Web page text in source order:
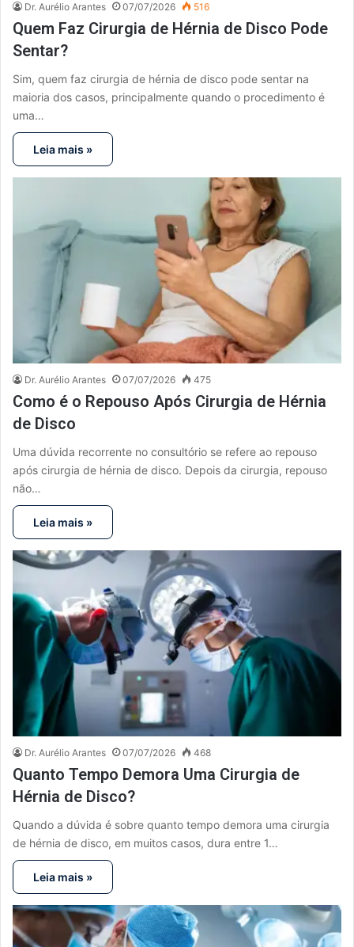
Dr. Aurélio Arantes 07/07/2026 516
Quem Faz Cirurgia de Hérnia de Disco Pode
Sentar?
Sim, quem faz cirurgia de hérnia de disco pode sentar na
maioria dos casos, principalmente quando o procedimento é
uma…
Leia mais »
Dr. Aurélio Arantes 07/07/2026 475
Como é o Repouso Após Cirurgia de Hérnia
de Disco
Uma dúvida recorrente no consultório se refere ao repouso
após cirurgia de hérnia de disco. Depois da cirurgia, repouso
não…
Leia mais »
Dr. Aurélio Arantes 07/07/2026 468
Quanto Tempo Demora Uma Cirurgia de
Hérnia de Disco?
Quando a dúvida é sobre quanto tempo demora uma cirurgia
de hérnia de disco, em muitos casos, dura entre 1…
Leia mais »